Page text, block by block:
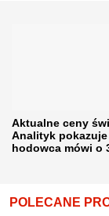
Aktualne ceny
Analityk
hodowca mówi o
POLECANE